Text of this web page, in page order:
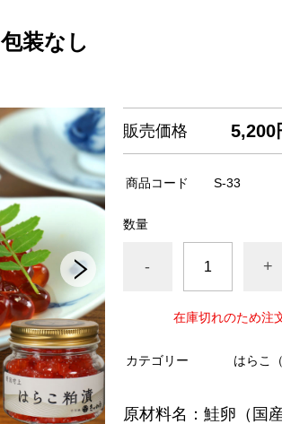
装なし
販売価格 5,200
商品コード S-33
数量
- +
在庫切れのため注
カテゴリー はらこ
原材料名：鮭卵（国